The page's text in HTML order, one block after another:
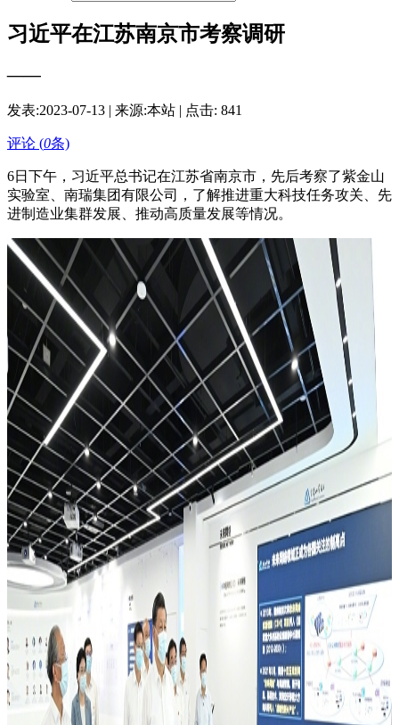
习近平在江苏南京市考察调研
——
发表:2023-07-13 | 来源:本站 | 点击: 841
评论 (0条)
6日下午，习近平总书记在江苏省南京市，先后考察了紫金山
实验室、南瑞集团有限公司，了解推进重大科技任务攻关、先
进制造业集群发展、推动高质量发展等情况。